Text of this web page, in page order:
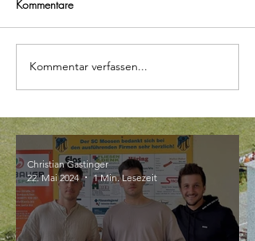
Kommentare
Kommentar verfassen...
Christian Gastinger
22. Mai 2024
1 Min. Lesezeit